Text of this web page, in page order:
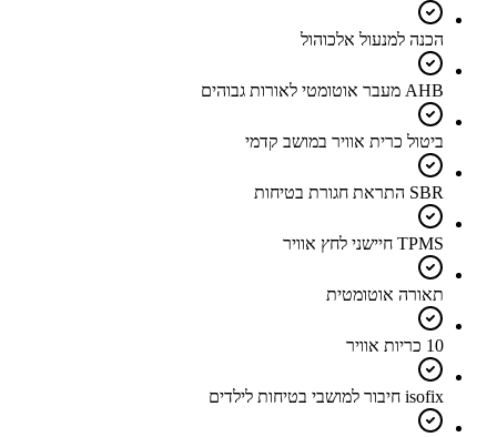
הכנה למנעול אלכוהול
AHB מעבר אוטומטי לאורות גבוהים
ביטול כרית אוויר במושב קדמי
SBR התראת חגורת בטיחות
TPMS חיישני לחץ אוויר
תאורה אוטומטית
10 כריות אוויר
isofix חיבור למושבי בטיחות לילדים